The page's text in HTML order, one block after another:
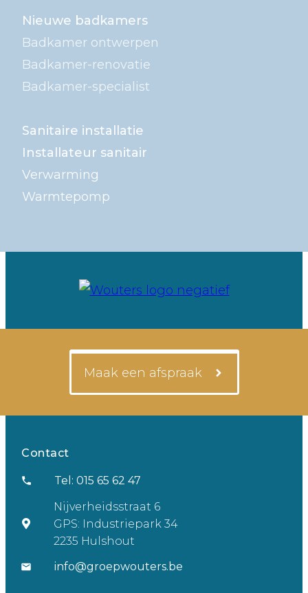
Nieuwe badkamers
Badkamer ontwerpen
Badkamer-renovatie
Badkamer-specialist
Sanitaire installatie
Installateur sanitair
Verwarming
Warmtepomp
Maak een afspraak
Contact
Tel: 015 65 62 47
Nijverheidsstraat 6
GPS: Industriepark 34
2235 Hulshout
info@groepwouters.be